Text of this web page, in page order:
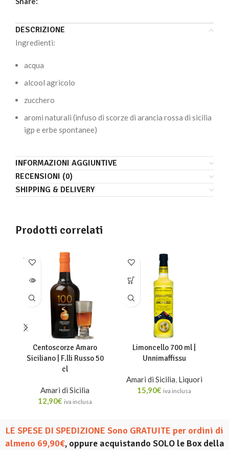
DESCRIZIONE
Ingredienti:
acqua
alcool agricolo
zucchero
aromi naturali (infuso di scorze di arancia rossa di sicilia
igp e erbe spontanee)
INFORMAZIONI AGGIUNTIVE
RECENSIONI (0)
SHIPPING & DELIVERY
Prodotti correlati
SOLD
OUT
Centoscorze Amaro
Siciliano | F.lli Russo 50
cl
Amari di Sicilia
12,90€ iva inclusa
Limoncello 700 ml |
Unnimaffissu
Amari di Sicilia, Liquori
15,90€ iva inclusa
LE SPESE DI SPEDIZIONE Sono GRATUITE per ordini di
almeno 69,90€, oppure acquistando SOLO le Box della